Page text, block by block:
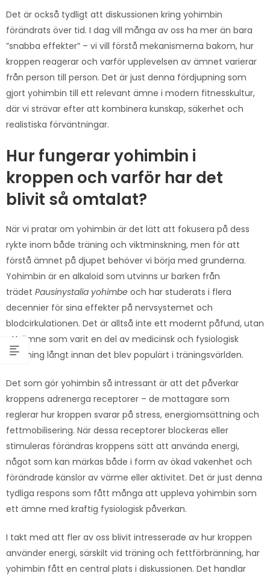
Det är också tydligt att diskussionen kring yohimbin
förändrats över tid. I dag vill många av oss ha mer än bara
”snabba effekter” – vi vill förstå mekanismerna bakom, hur
kroppen reagerar och varför upplevelsen av ämnet varierar
från person till person. Det är just denna fördjupning som
gjort yohimbin till ett relevant ämne i modern fitnesskultur,
där vi strävar efter att kombinera kunskap, säkerhet och
realistiska förväntningar.
Hur fungerar yohimbin i
kroppen och varför har det
blivit så omtalat?
När vi pratar om yohimbin är det lätt att fokusera på dess
rykte inom både träning och viktminskning, men för att
förstå ämnet på djupet behöver vi börja med grunderna.
Yohimbin är en alkaloid som utvinns ur barken från
trädet Pausinystalia yohimbe och har studerats i flera
decennier för sina effekter på nervsystemet och
blodcirkulationen. Det är alltså inte ett modernt påfund, utan
ett ämne som varit en del av medicinsk och fysiologisk
forskning långt innan det blev populärt i träningsvärlden.
Det som gör yohimbin så intressant är att det påverkar
kroppens adrenerga receptorer – de mottagare som
reglerar hur kroppen svarar på stress, energiomsättning och
fettmobilisering. När dessa receptorer blockeras eller
stimuleras förändras kroppens sätt att använda energi,
något som kan märkas både i form av ökad vakenhet och
förändrade känslor av värme eller aktivitet. Det är just denna
tydliga respons som fått många att uppleva yohimbin som
ett ämne med kraftig fysiologisk påverkan.
I takt med att fler av oss blivit intresserade av hur kroppen
använder energi, särskilt vid träning och fettförbränning, har
yohimbin fått en central plats i diskussionen. Det handlar